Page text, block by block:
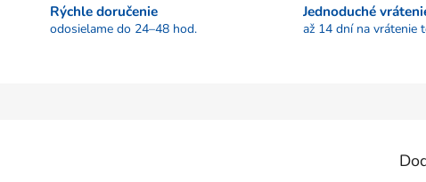
Rýchle doručenie
odosielame do 24–48 hod.
Jednoduché
až 14 dní na vrátenie